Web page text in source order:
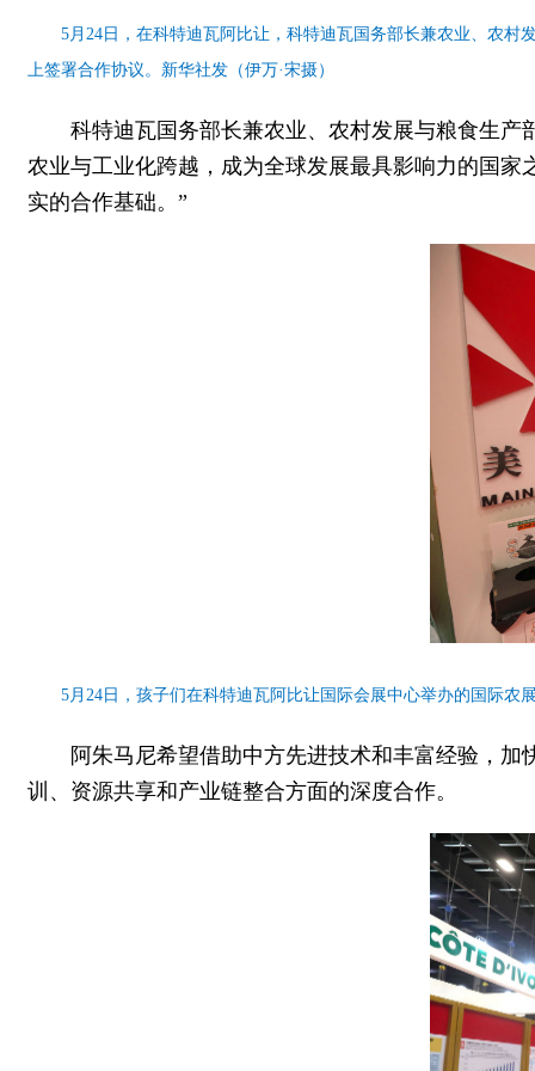
5月24日，在科特迪瓦阿比让，科特迪瓦国务部长兼农业、农村
上签署合作协议。新华社发（伊万·宋摄）
科特迪瓦国务部长兼农业、农村发展与粮食生
农业与工业化跨越，成为全球发展最具影响力的国
实的合作基础。”
5月24日，孩子们在科特迪瓦阿比让国际会展中心举办的国际农
阿朱马尼希望借助中方先进技术和丰富经验，
训、资源共享和产业链整合方面的深度合作。